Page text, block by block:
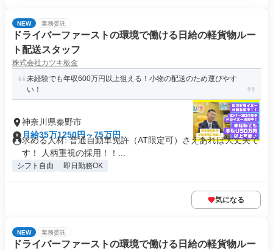
NEW 業務委託
ドライバーファーストの環境で働ける日給の軽貨物ルー
ト配送スタッフ
株式会社カツキ板金
未経験でも年収600万円以上狙える！小物の配送のため運びやす
い！
神奈川県秦野市
月給35万1250円～75万円
求める人材: 普通自動車免許（AT限定可）さえあれば大丈夫で
す！ 人柄重視の採用！！...
シフト自由 即日勤務OK
気になる
NEW 業務委託
ドライバーファーストの環境で働ける日給の軽貨物ルー